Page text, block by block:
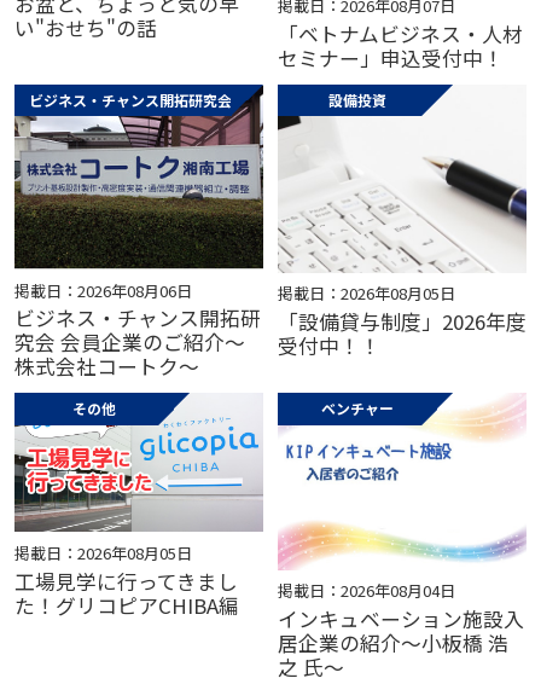
い"おせち"の話
掲載日：2026年08月07日
「ベトナムビジネス・人材
セミナー」申込受付中！
ビジネス・チャンス開拓研究会
掲載日：2026年08月06日
ビジネス・チャンス開拓研
究会 会員企業のご紹介～
株式会社コートク～
設備投資
掲載日：2026年08月05日
「設備貸与制度」2026年度
受付中！！
その他
掲載日：2026年08月05日
工場見学に行ってきまし
た！グリコピアCHIBA編
ベンチャー
掲載日：2026年08月04日
インキュベーション施設入
居企業の紹介～小板橋 浩
之 氏～